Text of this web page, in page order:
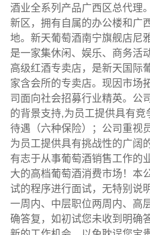
酒业全系列产品广西区总代理
新区，拥有自属的办公楼和广
地。新天葡萄酒南宁旗舰店尼
是一家集休闲、娱乐、商务活
高级红酒专卖店，是新天国际
家含会所的专卖店。现因市场
司面向社会招募行业精英。公
的背景支持,为员工提供具有竞
待遇（六种保险）；公司重视
为员工提供具有挑战性的广阔
有志于从事葡萄酒销售工作的
大的高档葡萄酒消费市场！本
试的程序进行面试，无特别说
一周内、中层职位两周内、高
确答复，如初试您未收到明确